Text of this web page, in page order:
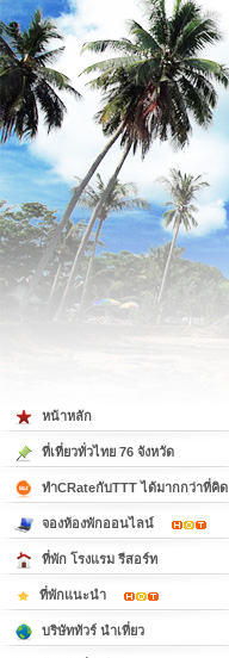
ต้
หน้าหลัก
ที่เที่ยวทั่วไทย 76 จังหวัด
ทำCRateกับTTT ได้มากกว่าที่คิด
จองห้องพักออนไลน์
ที่พัก โรงแรม รีสอร์ท
ที่พักแนะนำ
บริษัททัวร์ นำเที่ยว